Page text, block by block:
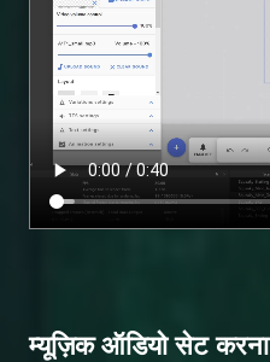
म्यूज़िक ऑडियो सेट करना